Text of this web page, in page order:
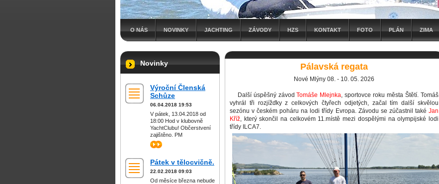
O NÁS NOVINKY JACHTING ZÁVODY HZS KONTAKT FOTO PLÁN ZIMA
Pálavská regata
Nové Mlýny 08. - 10. 05. 2026
Další úspěšný závodTomáše Mlejnka, sportovce roku města Štětí. Tomáš
vyhrál tři rozjížďky z celkových čtyřech odjetých, začal tím další skvělou
sezónu v českém poháru na lodi třídy Evropa. Závodu se zúčastnil také Jan
Kříž, který skončil na celkovém 11.místě mezi dospělými na olympijské lodi
třídy ILCA7.
Novinky
Výroční Členská
Schůze
06.04.2018 19:53
V pátek, 13.04.2018 od
18:00 Hod v klubovně
YachtClubu! Občerstvení
zajištěno. PM
>>
Pátek v tělocvičně.
22.02.2018 09:03
Od měsíce března nebude